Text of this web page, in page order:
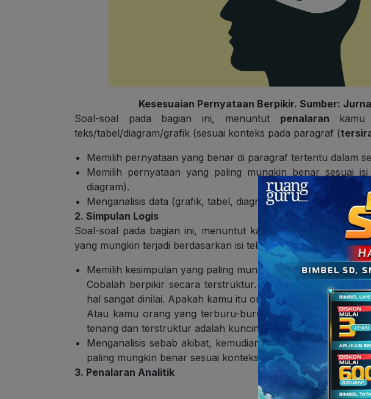
Kesesuaian Pernyataan Berpikir. Sumber:
Soal-soal pada bagian ini, menuntut penalaran kamu
teks/tabel/diagram/grafik (sesuai konteks pada paragraf (
Memilih pernyataan yang benar di paragraf tertentu dalam
Memilih pernyataan yang paling mungkin benar sesuai
diagram).
Menganalisis data (grafik, tabel, diagram) yang terdapat
2. Simpulan Logis
Soal-soal pada bagian ini, menuntut kamu untuk dapat
yang mungkin terjadi berdasarkan isi teks.
Memilih kesimpulan yang paling mungkin benar (paling
Cobalah berpikir secara terstruktur. Pada tahap ini,
hal sangat dinilai. Apakah kamu itu orang yang cerdas dan
Atau kamu orang yang terburu-buru dan gegabah dalam
tenang dan terstruktur adalah kuncinya.
Menganalisis sebab akibat, kemudian peserta diminta
paling mungkin benar sesuai konteks wacana/teks.
3. Penalaran Analitik